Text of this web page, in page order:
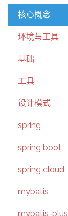
核心概念
环境与工具
基础
工具
设计模式
spring
spring boot
spring cloud
mybatis
mybatis-plus